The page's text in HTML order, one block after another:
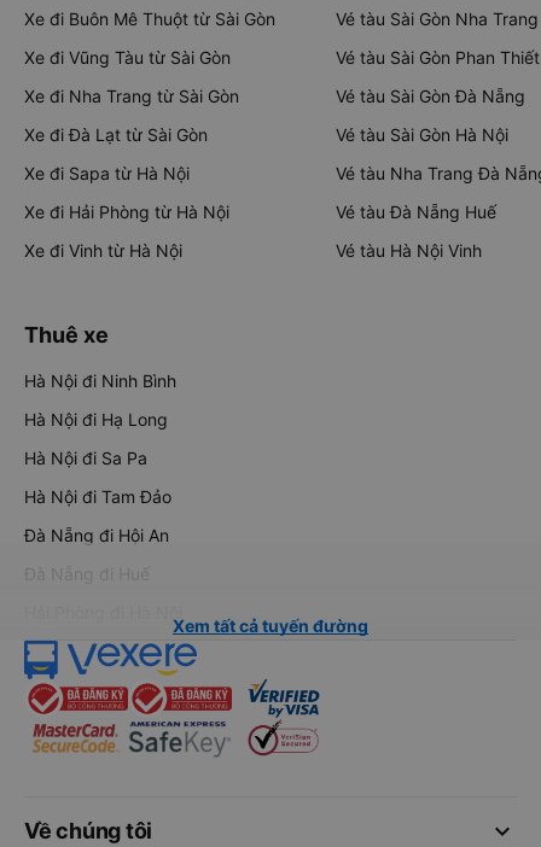
Xe đi Buôn Mê Thuột từ Sài Gòn
Xe đi Vũng Tàu từ Sài Gòn
Xe đi Nha Trang từ Sài Gòn
Xe đi Đà Lạt từ Sài Gòn
Xe đi Sapa từ Hà Nội
Xe đi Hải Phòng từ Hà Nội
Xe đi Vinh từ Hà Nội
Vé tàu Sài Gòn Nha Trang
Vé tàu Sài Gòn Phan Thiết
Vé tàu Sài Gòn Đà Nẵng
Vé tàu Sài Gòn Hà Nội
Vé tàu Nha Trang Đà
Vé tàu Đà Nẵng Huế
Vé tàu Hà Nội Vinh
Thuê xe
Hà Nội đi Ninh Bình
Hà Nội đi Hạ Long
Hà Nội đi Sa Pa
Hà Nội đi Tam Đảo
Đà Nẵng đi Hội An
Đà Nẵng đi Huế
Xem tất cả tuyến đường
keyboard_arrow_down
Về chúng tôi